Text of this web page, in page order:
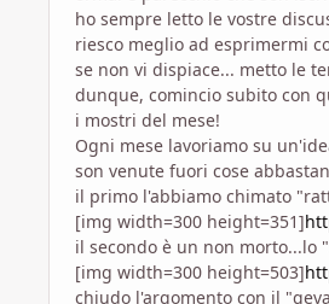
ho sempre letto le vostre
riesco meglio ad esprimermi
se non vi dispiace... metto le
dunque, comincio subito con
i mostri del mese!
Ogni mese lavoriamo su
son venute fuori cose
il primo l'abbiamo chimato
[img width=300 height=351]
il secondo è un non morto...lo
[img width=300 height=503]
chiudo l'argomento con il